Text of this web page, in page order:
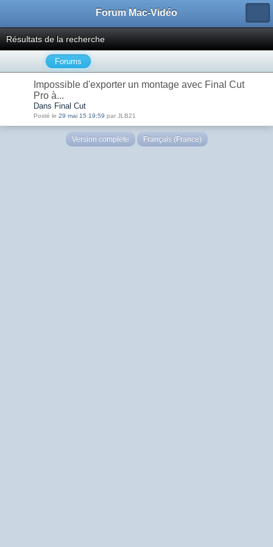
Forum Mac-Vidéo
Résultats de la recherche
Forums
Impossible d'exporter un montage avec Final Cut
Pro à...
Dans Final Cut
Posté le 29 mai 15 19:59 par JLB21
Version complète Français (France)